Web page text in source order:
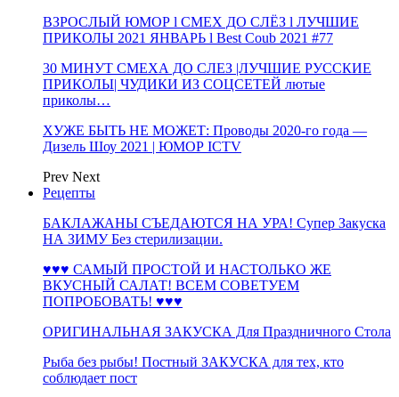
ВЗРОСЛЫЙ ЮМОР l СМЕХ ДО СЛЁЗ l ЛУЧШИЕ
ПРИКОЛЫ 2021 ЯНВАРЬ l Best Coub 2021 #77
30 МИНУТ СМЕХА ДО СЛЕЗ |ЛУЧШИЕ РУССКИЕ
ПРИКОЛЫ| ЧУДИКИ ИЗ СОЦСЕТЕЙ лютые
приколы…
ХУЖЕ БЫТЬ НЕ МОЖЕТ: Проводы 2020-го года —
Дизель Шоу 2021 | ЮМОР ICTV
Prev Next
Рецепты
БАКЛАЖАНЫ СЪЕДАЮТСЯ НА УРА! Супер Закуска
НА ЗИМУ Без стерилизации.
♥♥♥ САМЫЙ ПРОСТОЙ И НАСТОЛЬКО ЖЕ
ВКУСНЫЙ САЛАТ! ВСЕМ СОВЕТУЕМ
ПОПРОБОВАТЬ! ♥♥♥
ОРИГИНАЛЬНАЯ ЗАКУСКА Для Праздничного Стола
Рыба без рыбы! Постный ЗАКУСКА для тех, кто
соблюдает пост